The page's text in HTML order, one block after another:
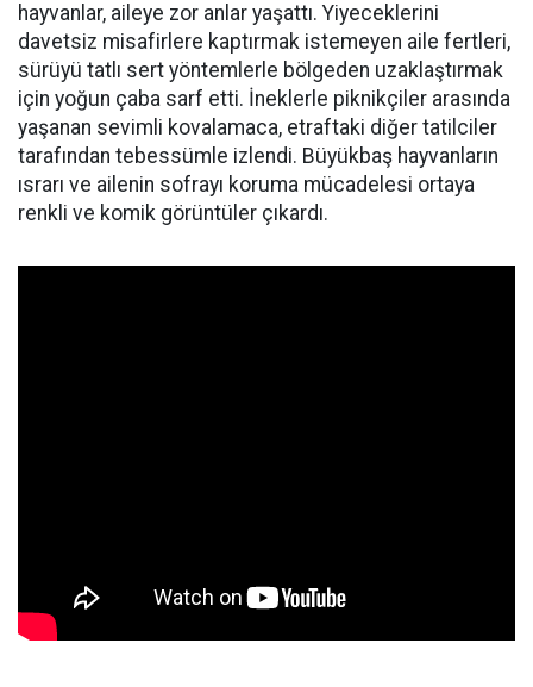
hayvanlar, aileye zor anlar yaşattı. Yiyeceklerini
davetsiz misafirlere kaptırmak istemeyen aile fertleri,
sürüyü tatlı sert yöntemlerle bölgeden uzaklaştırmak
için yoğun çaba sarf etti. İneklerle piknikçiler arasında
yaşanan sevimli kovalamaca, etraftaki diğer tatilciler
tarafından tebessümle izlendi. Büyükbaş hayvanların
ısrarı ve ailenin sofrayı koruma mücadelesi ortaya
renkli ve komik görüntüler çıkardı.